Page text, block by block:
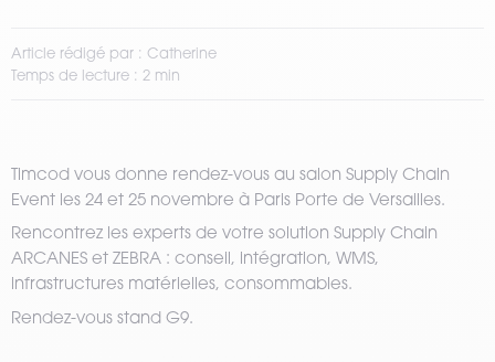
Article rédigé par : Catherine
Temps de lecture : 2 min
Timcod vous donne rendez-vous au salon Supply Chain
Event les 24 et 25 novembre à Paris Porte de Versailles.
Rencontrez les experts de votre solution Supply Chain
ARCANES et ZEBRA : conseil, intégration, WMS,
infrastructures matérielles, consommables.
Rendez-vous stand G9.